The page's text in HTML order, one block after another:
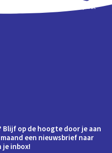
Schoolplaat
op de hoogte door je aan
een nieuwsbrief naar
je inbox!